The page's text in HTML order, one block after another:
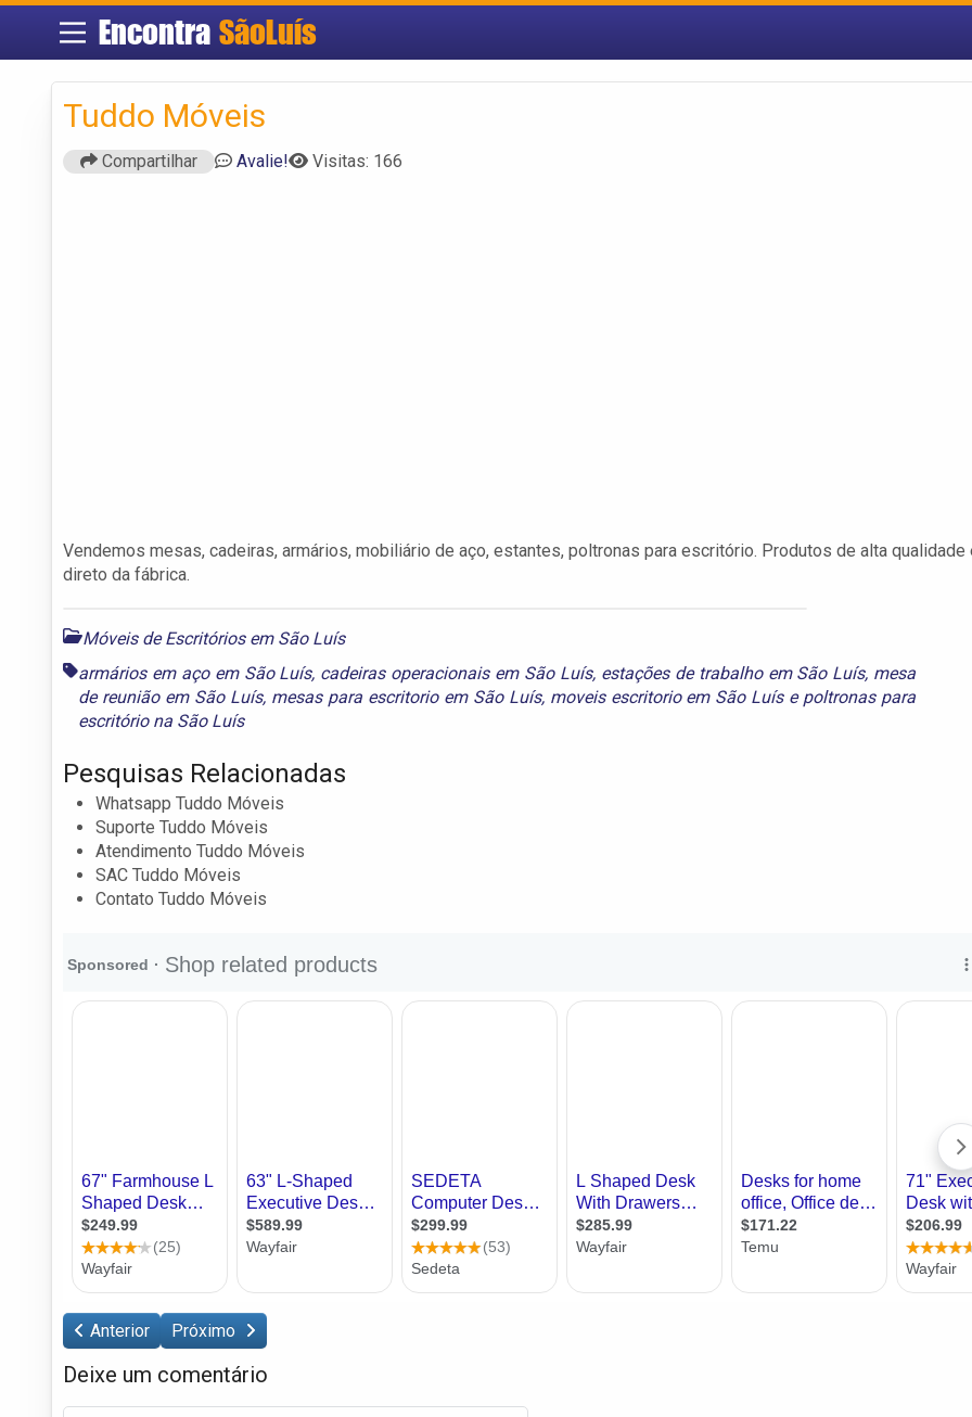
Encontra SãoLuís
Tuddo Móveis
Compartilhar Avalie! Visitas: 166
Vendemos mesas, cadeiras, armários, mobiliário de aço, estantes, poltronas para escritório. Produtos de alta qualidade
direto da fábrica.
Móveis de Escritórios em São Luís
armários em aço em São Luís, cadeiras operacionais em São Luís, estações de trabalho em São Luís, mesa
de reunião em São Luís, mesas para escritorio em São Luís, moveis escritorio em São Luíse poltronas para
escritório na São Luís
Pesquisas Relacionadas
Whatsapp Tuddo Móveis
Suporte Tuddo Móveis
Atendimento Tuddo Móveis
SAC Tuddo Móveis
Contato Tuddo Móveis
Anterior Próximo
Deixe um comentário